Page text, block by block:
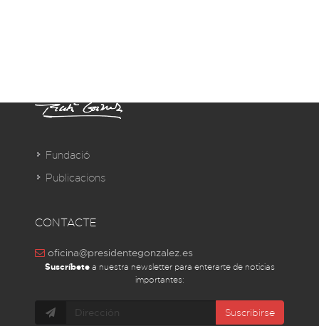
Fundació
Publicacions
CONTACTE
oficina@presidentegonzalez.es
Suscríbetea nuestra newsletter para enterarte de noticias
importantes:
Suscribirse